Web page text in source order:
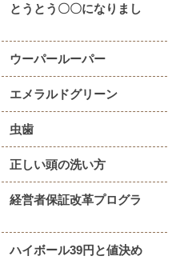
とうとう〇〇になりまし
ウーパールーパー
エメラルドグリーン
虫歯
正しい頭の洗い方
経営者保証改革プログラ
ハイボール39円と値決め